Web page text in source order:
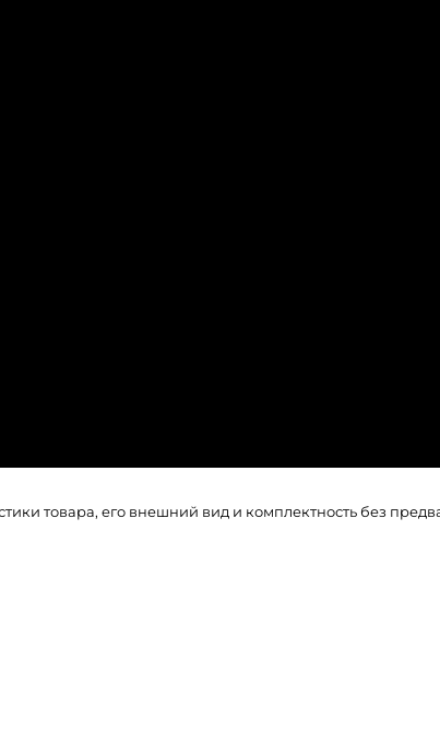
товара, его внешний вид и комплектность без